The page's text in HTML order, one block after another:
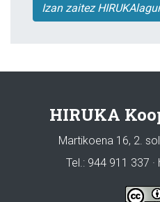
Izan zaitez
HIRUKA
Martikoena 16, 2.
Tel.: 944 911 337 ·